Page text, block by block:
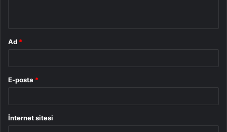
Ad *
E-posta *
İnternet sitesi